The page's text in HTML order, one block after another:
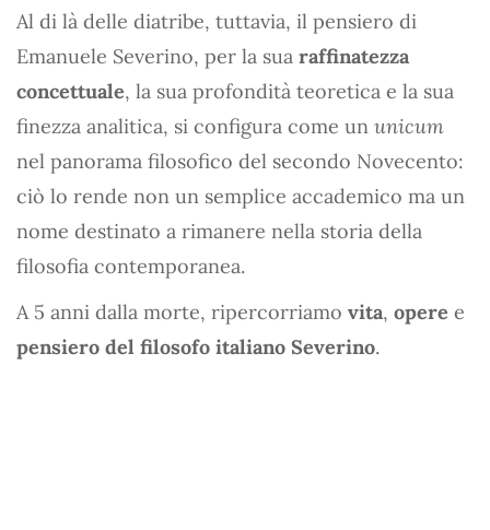
Al di là delle diatribe, tuttavia, il pensiero di
Emanuele Severino, per la sua raffinatezza
concettuale, la sua profondità teoretica e la sua
finezza analitica, si configura come un unicum
nel panorama filosofico del secondo Novecento:
ciò lo rende non un semplice accademico ma un
nome destinato a rimanere nella storia della
filosofia contemporanea.
A 5 anni dalla morte, ripercorriamo vita, opere e
pensiero del filosofo italiano Severino.